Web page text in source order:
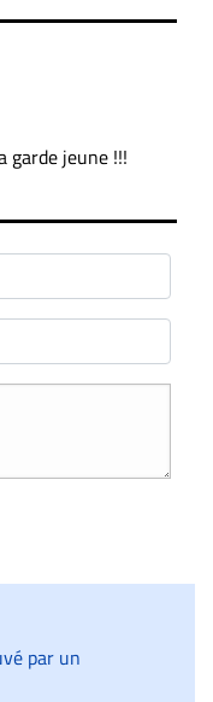
garde jeune !!!
par un